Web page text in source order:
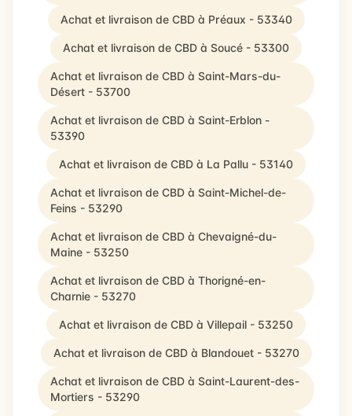
Achat et livraison de CBD à Préaux - 53340
Achat et livraison de CBD à Soucé - 53300
Achat et livraison de CBD à Saint-Mars-du-
Désert - 53700
Achat et livraison de CBD à Saint-Erblon -
53390
Achat et livraison de CBD à La Pallu - 53140
Achat et livraison de CBD à Saint-Michel-de-
Feins - 53290
Achat et livraison de CBD à Chevaigné-du-
Maine - 53250
Achat et livraison de CBD à Thorigné-en-
Charnie - 53270
Achat et livraison de CBD à Villepail - 53250
Achat et livraison de CBD à Blandouet - 53270
Achat et livraison de CBD à Saint-Laurent-des-
Mortiers - 53290